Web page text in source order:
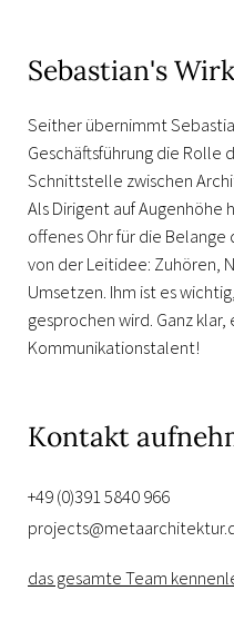
Sebastian's
Seither übernimmt
Geschäftsführung die Rolle
Schnittstelle zwischen
Als Dirigent auf Augenhöhe
offenes Ohr für die
von der Leitidee: Zuhören,
Umsetzen. Ihm ist es
gesprochen wird. Ganz
Kommunikationstalent!
Kontakt
+49 (0)391 5840 966
das gesamte Team